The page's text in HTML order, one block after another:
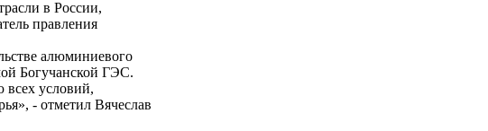
в России,
правления
алюминиевого
Богучанской ГЭС.
всех условий,
- отметил Вячеслав